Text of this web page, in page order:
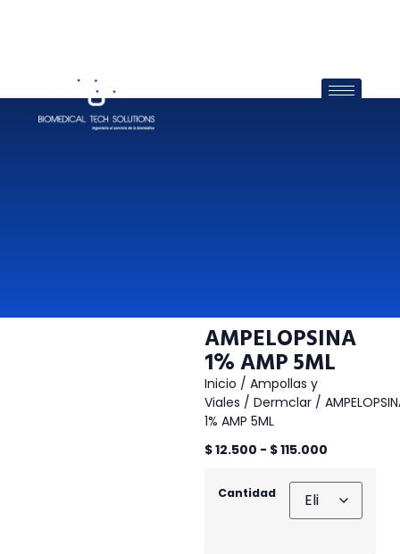
AMPELOPSINA
1% AMP 5ML
Inicio / Ampollas y
Viales / Dermclar/
1% AMP 5ML
$12.500 - $115.000
Cantidad